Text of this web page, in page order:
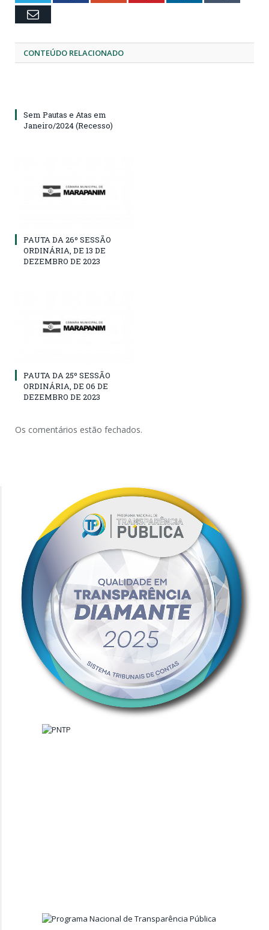
Email
CONTEÚDO RELACIONADO
Sem Pautas e Atas em
Janeiro/2024 (Recesso)
PAUTA DA 26º SESSÃO
ORDINÁRIA, DE 13 DE
DEZEMBRO DE 2023
PAUTA DA 25º SESSÃO
ORDINÁRIA, DE 06 DE
DEZEMBRO DE 2023
Os comentários estão fechados.